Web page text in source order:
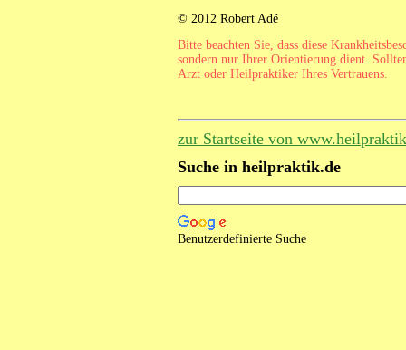
© 2012 Robert Adé
Bitte beachten Sie, dass diese
sondern nur Ihrer Orientierung dient.
Arzt oder Heilpraktiker Ihres Vertrauens.
zur Startseite von
Suche in heilpraktik.de
Benutzerdefinierte Suche